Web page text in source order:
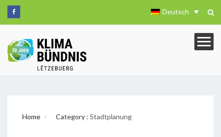
Deutsch
Home Category : Stadtplanung